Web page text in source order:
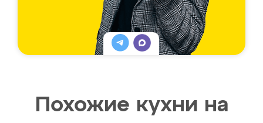
Похожие кухни на